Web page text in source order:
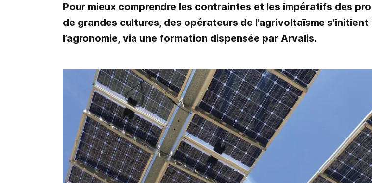
Pour mieux comprendre les contraintes et les impératifs des
de grandes cultures, des opérateurs de l’agrivoltaïsme s’initient
l’agronomie, via une formation dispensée par Arvalis.